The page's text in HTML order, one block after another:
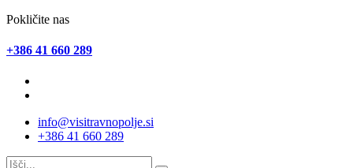
Pokličite nas
+386 41 660 289
info@visitravnopolje.si
+386 41 660 289